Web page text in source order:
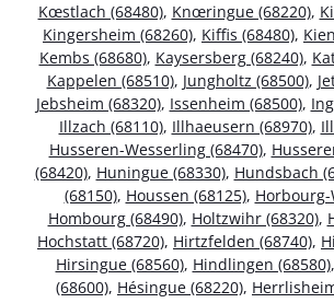
Kœstlach (68480), Knœringue (68220),
Kingersheim (68260), Kiffis (68480),
Kembs (68680), Kaysersberg (68240),
Kappelen (68510), Jungholtz (68500),
Jebsheim (68320), Issenheim (68500),
Illzach (68110), Illhaeusern (68970),
Husseren-Wesserling (68470),
(68420), Huningue (68330), Hundsbach
(68150), Houssen (68125), Horbourg-
Hombourg (68490), Holtzwihr (68320),
Hochstatt (68720), Hirtzfelden (68740),
Hirsingue (68560), Hindlingen (68580),
(68600), Hésingue (68220),